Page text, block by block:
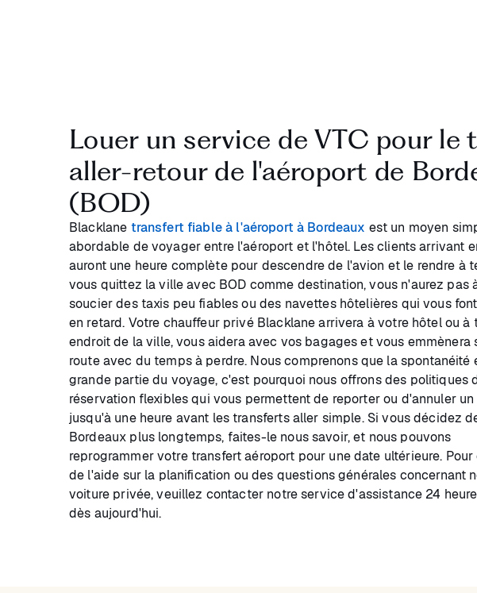
Louer un service de VTC pour le
aller-retour de l'aéroport de
(BOD)
Blacklane transfert fiable à l'aéroport à Bordeaux est un moyen
abordable de voyager entre l'aéroport et l'hôtel. Les clients arrivant
auront une heure complète pour descendre de l'avion et le rendre à
vous quittez la ville avec BOD comme destination, vous n'aurez pas
soucier des taxis peu fiables ou des navettes hôtelières qui vous
en retard. Votre chauffeur privé Blacklane arrivera à votre hôtel ou à
endroit de la ville, vous aidera avec vos bagages et vous emmènera
route avec du temps à perdre. Nous comprenons que la spontanéité
grande partie du voyage, c'est pourquoi nous offrons des politiques
réservation flexibles qui vous permettent de reporter ou d'annuler un
jusqu'à une heure avant les transferts aller simple. Si vous décidez
Bordeaux plus longtemps, faites-le nous savoir, et nous pouvons
reprogrammer votre transfert aéroport pour une date ultérieure.
de l'aide sur la planification ou des questions générales concernant
voiture privée, veuillez contacter notre service d'assistance 24
dès aujourd'hui.